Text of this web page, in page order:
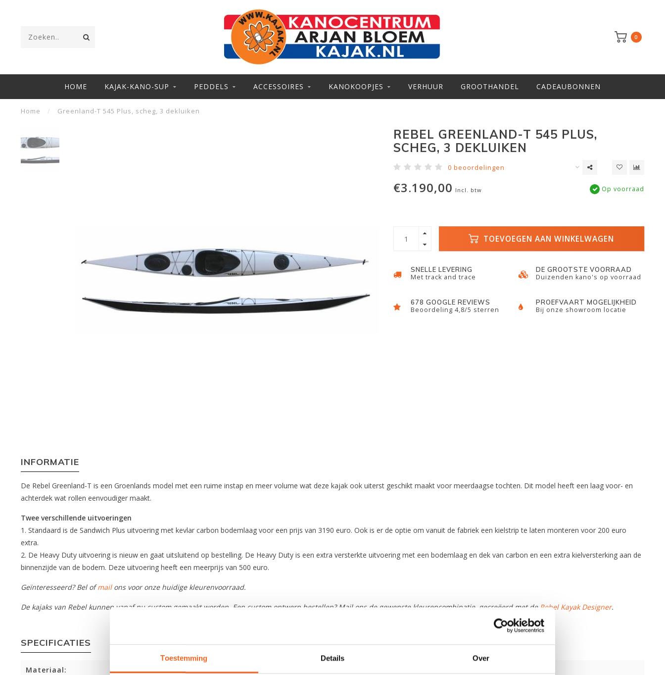
Toestemming Details Over
0
HOME KAJAK-KANO-SUP PEDDELS ACCESSOIRES KANOKOOPJES VERHUUR GROOTHANDEL CADEAUBONNEN
Home / Greenland-T 545 Plus, scheg, 3 dekluiken
REBEL GREENLAND-T 545 PLUS,
SCHEG, 3 DEKLUIKEN
0 beoordelingen
€3.190,00 Incl. btw Op voorraad
TOEVOEGEN AAN WINKELWAGEN
SNELLE LEVERING
Met track and trace
DE GROOTSTE VOORRAAD
Duizenden kano's op voorraad
678 GOOGLE REVIEWS
Beoordeling 4,8/5 sterren
PROEFVAART MOGELIJKHEID
Bij onze showroom locatie
INFORMATIE
De Rebel Greenland-T is een Groenlands model met een ruime instap en meer volume wat deze kajak ook uiterst geschikt maakt voor meerdaagse tochten. Dit model heeft een laag voor- en
achterdek wat rollen eenvoudiger maakt.
Twee verschillende uitvoeringen
1. Standaard is de Sandwich Plus uitvoering met kevlar carbon bodemlaag voor een prijs van 3190 euro. Ook is er de optie om vanuit de fabriek een kielstrip te laten monteren voor 200 euro
extra.
2. De Heavy Duty uitvoering is nieuw en gaat uitsluitend op bestelling. De Heavy Duty is een extra versterkte uitvoering met een bodemlaag en dek van carbon en een extra kielversterking aan de
binnenzijde van de bodem. Deze uitvoering heeft een meerprijs van 500 euro.
Geïnteresseerd? Bel ofmailons voor onze huidige kleurenvoorraad.
De kajaks van Rebel kunnen vanaf nu custom gemaakt worden. Een custom ontwerp bestellen? Mail ons de gewenste kleurencombinatie, gecreëerd met de Rebel Kayak Designer.
SPECIFICATIES
Materiaal: